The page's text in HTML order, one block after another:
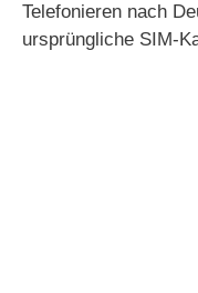
Telefonieren nach
ursprüngliche SIM-